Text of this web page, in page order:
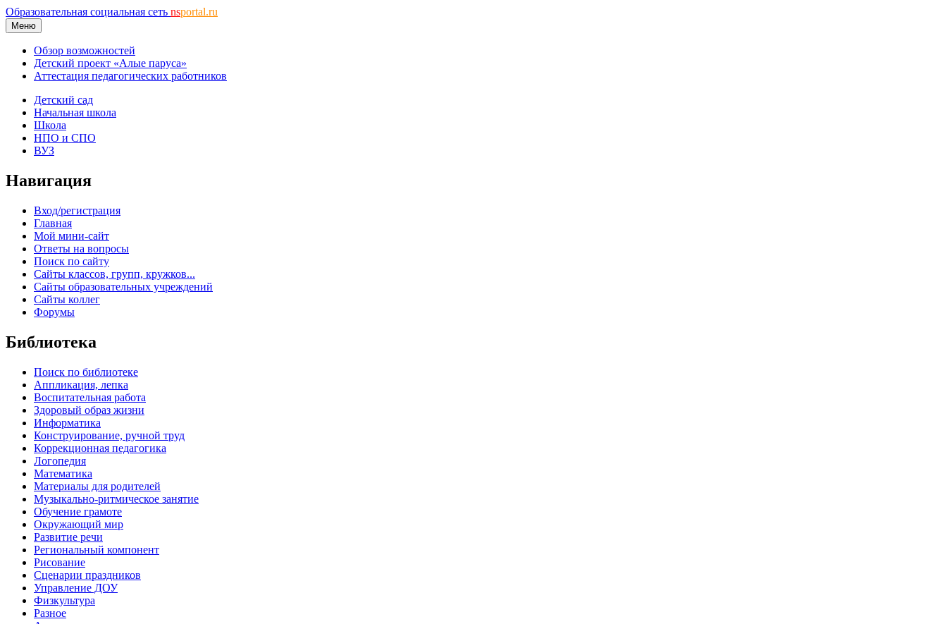
Образовательная социальная сеть nsportal.ru
Меню
Обзор возможностей
Детский проект «Алые паруса»
Аттестация педагогических работников
Детский сад
Начальная школа
Школа
НПО и СПО
ВУЗ
Навигация
Вход/регистрация
Главная
Мой мини-сайт
Ответы на вопросы
Поиск по сайту
Сайты классов, групп, кружков...
Сайты образовательных учреждений
Сайты коллег
Форумы
Библиотека
Поиск по библиотеке
Аппликация, лепка
Воспитательная работа
Здоровый образ жизни
Информатика
Конструирование, ручной труд
Коррекционная педагогика
Логопедия
Математика
Материалы для родителей
Музыкально-ритмическое занятие
Обучение грамоте
Окружающий мир
Развитие речи
Региональный компонент
Рисование
Сценарии праздников
Управление ДОУ
Физкультура
Разное